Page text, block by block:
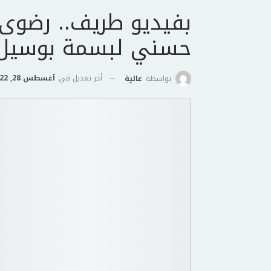
بفيديو طريف..
حسني لبسمة
بواسطة عالية أخر تعديل في أغسطس 28, 2022